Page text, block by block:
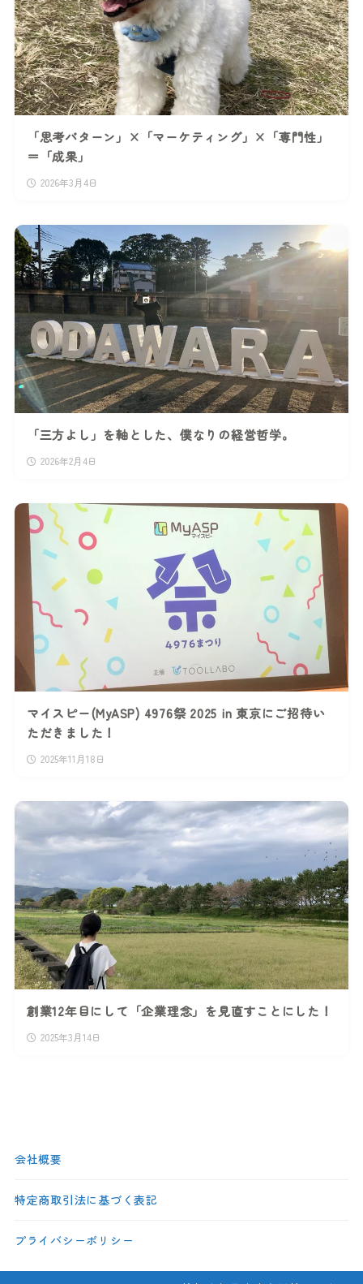
「思考パターン」×「マーケティング」×「専門性」
＝「成果」
2026年3月4日
「三方よし」を軸とした、僕なりの経営哲学。
2026年2月4日
マイスピー(MyASP) 4976祭 2025 in 東京にご招待い
ただきました！
2025年11月18日
創業12年目にして「企業理念」を見直すことにした！
2025年3月14日
会社概要
特定商取引法に基づく表記
プライバシーポリシー